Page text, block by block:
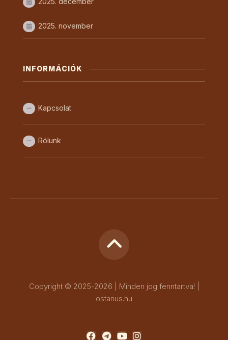
2025. november
INFORMÁCIÓK
Kapcsolat
Rólunk
Copyright © 2025-2026 | Minden jog fenntartva! |
ostarius.hu